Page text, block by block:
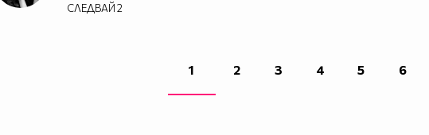
СЛЕДВАЙ2
1 2 3 4 5 6